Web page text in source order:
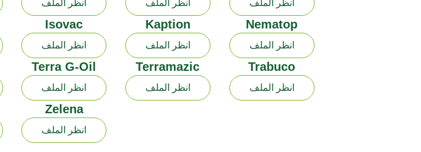
انظر الملف انظر الملف انظر الملف
Isovac
انظر الملف
Kaption
انظر الملف
Nematop
انظر الملف
Terra G-Oil
انظر الملف
Terramazic
انظر الملف
Trabuco
انظر الملف
Zelena
انظر الملف